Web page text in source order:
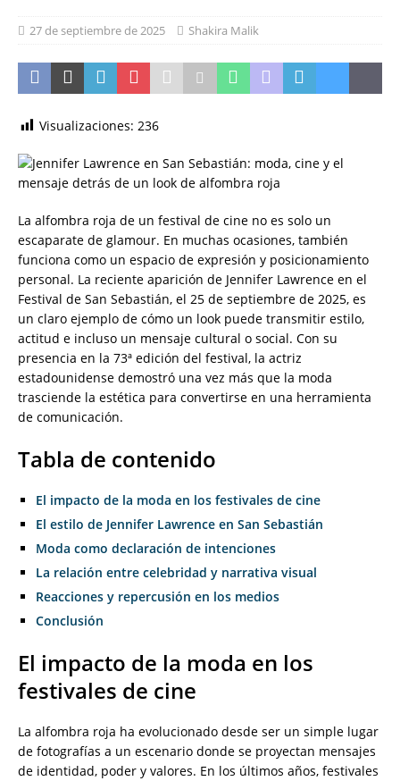
27 de septiembre de 2025 Shakira Malik
Visualizaciones: 236
La alfombra roja de un festival de cine no es solo un
escaparate de glamour. En muchas ocasiones, también
funciona como un espacio de expresión y posicionamiento
personal. La reciente aparición de Jennifer Lawrence en el
Festival de San Sebastián, el 25 de septiembre de 2025, es
un claro ejemplo de cómo un look puede transmitir estilo,
actitud e incluso un mensaje cultural o social. Con su
presencia en la 73ª edición del festival, la actriz
estadounidense demostró una vez más que la moda
trasciende la estética para convertirse en una herramienta
de comunicación.
Tabla de contenido
El impacto de la moda en los festivales de cine
El estilo de Jennifer Lawrence en San Sebastián
Moda como declaración de intenciones
La relación entre celebridad y narrativa visual
Reacciones y repercusión en los medios
Conclusión
El impacto de la moda en los
festivales de cine
La alfombra roja ha evolucionado desde ser un simple lugar
de fotografías a un escenario donde se proyectan mensajes
de identidad, poder y valores. En los últimos años, festivales